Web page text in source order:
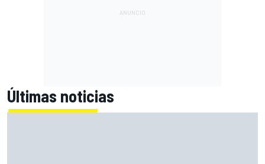
Últimas noticias